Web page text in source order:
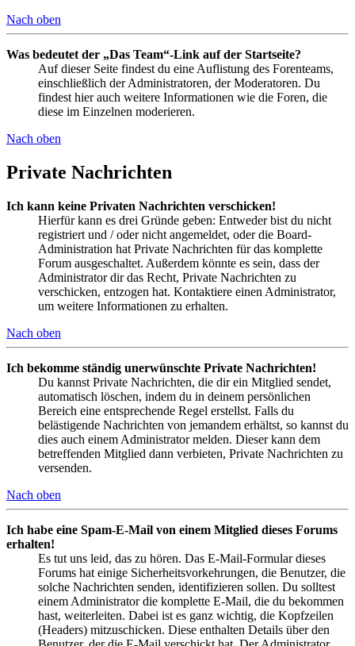
Nach oben
Was bedeutet der „Das Team“-Link auf der Startseite?
Auf dieser Seite findest du eine Auflistung des Forenteams,
einschließlich der Administratoren, der Moderatoren. Du
findest hier auch weitere Informationen wie die Foren, die
diese im Einzelnen moderieren.
Nach oben
Private Nachrichten
Ich kann keine Privaten Nachrichten verschicken!
Hierfür kann es drei Gründe geben: Entweder bist du nicht
registriert und / oder nicht angemeldet, oder die Board-
Administration hat Private Nachrichten für das komplette
Forum ausgeschaltet. Außerdem könnte es sein, dass der
Administrator dir das Recht, Private Nachrichten zu
verschicken, entzogen hat. Kontaktiere einen Administrator,
um weitere Informationen zu erhalten.
Nach oben
Ich bekomme ständig unerwünschte Private Nachrichten!
Du kannst Private Nachrichten, die dir ein Mitglied sendet,
automatisch löschen, indem du in deinem persönlichen
Bereich eine entsprechende Regel erstellst. Falls du
belästigende Nachrichten von jemandem erhältst, so kannst du
dies auch einem Administrator melden. Dieser kann dem
betreffenden Mitglied dann verbieten, Private Nachrichten zu
versenden.
Nach oben
Ich habe eine Spam-E-Mail von einem Mitglied dieses Forums
erhalten!
Es tut uns leid, das zu hören. Das E-Mail-Formular dieses
Forums hat einige Sicherheitsvorkehrungen, die Benutzer, die
solche Nachrichten senden, identifizieren sollen. Du solltest
einem Administrator die komplette E-Mail, die du bekommen
hast, weiterleiten. Dabei ist es ganz wichtig, die Kopfzeilen
(Headers) mitzuschicken. Diese enthalten Details über den